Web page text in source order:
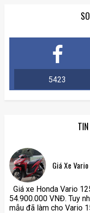
5423
Giá Xe
Giá xe Honda Vario
54.900.000 VNĐ. Tuy
mẫu đã làm cho Vario